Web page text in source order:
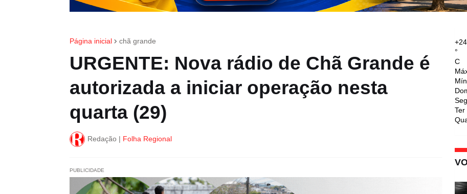
Página inicial chã grande
URGENTE: Nova rádio de Chã Grande é
autorizada a iniciar operação nesta
quarta (29)
Redação | Folha Regional
PUBLICIDADE
+24
°
C
Seg
Ter